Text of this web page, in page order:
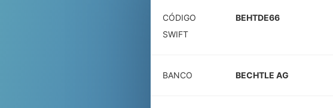
CÓDIGO
SWIFT
BEHTDE66
BANCO BECHTLE AG